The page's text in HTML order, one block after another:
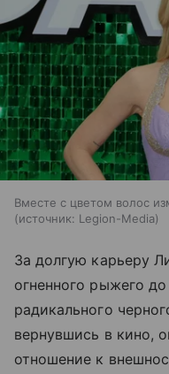
Вместе с цветом волос
источник: Legion-Media
За долгую карьеру
огненного рыжего
радикального
вернувшись в кино,
отношение к